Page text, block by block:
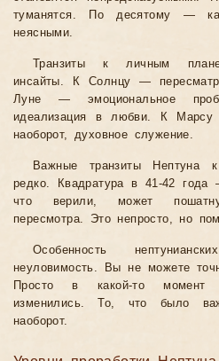
туманятся. По десятому —
неясными.
Транзиты к личным
инсайты. К Солнцу —
Луне — эмоциональное
идеализация в любви. К
наоборот, духовное служение.
Важные транзиты Нептуна
редко. Квадратура в 41-42
что верили, может
пересмотра. Это непросто, но
Особенность
неуловимость. Вы не можете
Просто в какой-то момент
изменились. То, что было
наоборот.